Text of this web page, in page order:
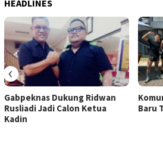
HEADLINES
Gabpeknas Dukung Ridwan
Rusliadi Jadi Calon Ketua
Kadin
Baru
‹